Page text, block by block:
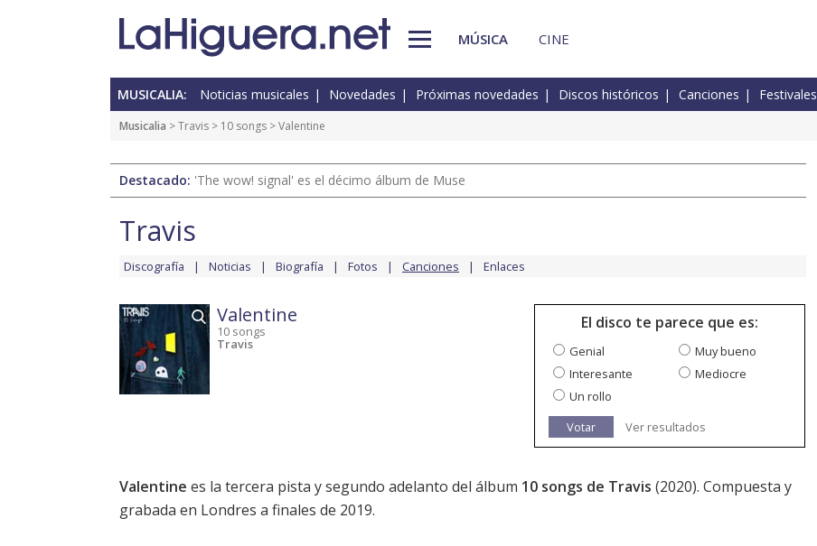
MÚSICA CINE
MUSICALIA: Noticias musicales Novedades Próximas novedades Discos históricos Canciones Festivales
Musicalia >Travis > 10 songs > Valentine
Destacado: 'The wow! signal' es el décimo álbum de Muse
Travis
Discografía Noticias Biografía Fotos Canciones Enlaces
Valentine
10 songs
Travis
El disco te parece que es:
Genial
Muy bueno
Interesante
Mediocre
Un rollo
Votar
Ver resultados
Valentine es la tercera pista y segundo adelanto del álbum 10 songs de Travis (2020). Compuesta y
grabada en Londres a finales de 2019.